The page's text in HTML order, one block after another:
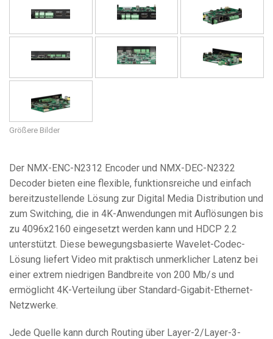
Größere Bilder
Der NMX-ENC-N2312 Encoder und NMX-DEC-N2322
Decoder bieten eine flexible, funktionsreiche und einfach
bereitzustellende Lösung zur Digital Media Distribution und
zum Switching, die in 4K-Anwendungen mit Auflösungen bis
zu 4096x2160 eingesetzt werden kann und HDCP 2.2
unterstützt. Diese bewegungsbasierte Wavelet-Codec-
Lösung liefert Video mit praktisch unmerklicher Latenz bei
einer extrem niedrigen Bandbreite von 200 Mb/s und
ermöglicht 4K-Verteilung über Standard-Gigabit-Ethernet-
Netzwerke.
Jede Quelle kann durch Routing über Layer-2/Layer-3-